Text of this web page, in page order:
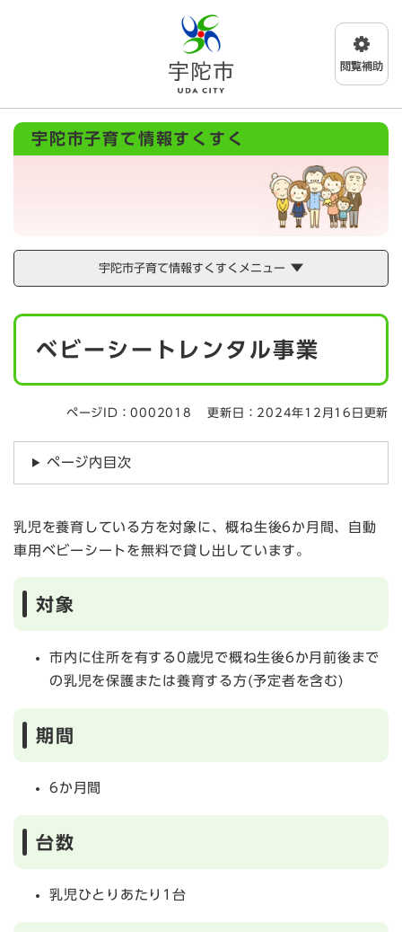
メニューを飛ばして本文へ
宇陀市子育て情報すくすく
宇陀市子育て情報すくすくメニュー
本
ベビーシートレンタル事業
ページID：0002018 更新日：2024年12月16日更新
ページ内目次
乳児を養育している方を対象に、概ね生後6か月間、自動
車用ベビーシートを無料で貸し出しています。
対象
市内に住所を有する0歳児で概ね生後6か月前後まで
の乳児を保護または養育する方(予定者を含む)
期間
6か月間
台数
乳児ひとりあたり1台